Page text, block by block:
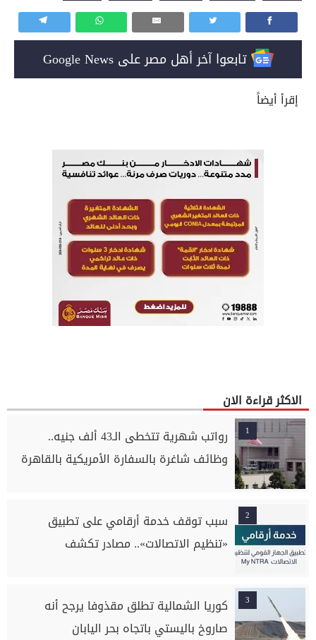
تابعوا آخر أهل مصر على Google News
إقرأ أيضاً
الاكثر قراءة الان
1
رواتب شهرية تتخطى الـ43 ألف جنيه..
وظائف شاغرة بالسفارة الأمريكية بالقاهرة
2
سبب توقف خدمة أرقامي على تطبيق
«تنظيم الاتصالات».. مصادر تكشف
3
كوريا الشمالية تطلق مقذوفا يرجح أنه
صاروخ باليستي باتجاه بحر اليابان